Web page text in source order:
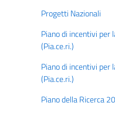
Progetti Nazionali
Piano di incentivi
(Pia.ce.ri.)
Piano di incentivi
(Pia.ce.ri.)
Piano della Ricerca